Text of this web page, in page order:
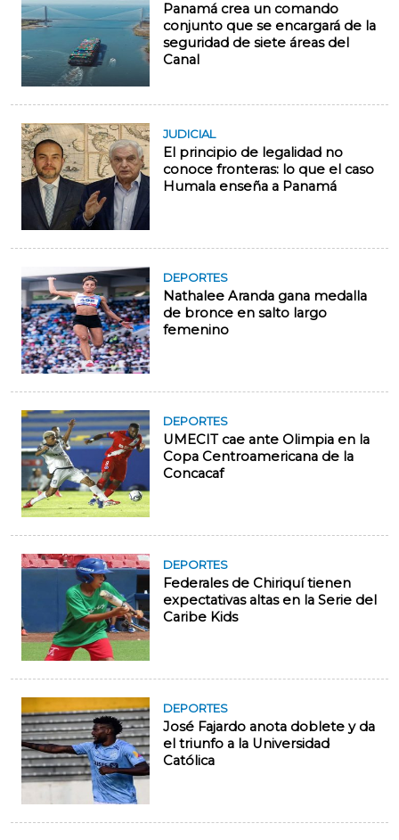
Panamá crea un comando
conjunto que se encargará de la
seguridad de siete áreas del
Canal
JUDICIAL
El principio de legalidad no
conoce fronteras: lo que el caso
Humala enseña a Panamá
DEPORTES
Nathalee Aranda gana medalla
de bronce en salto largo
femenino
DEPORTES
UMECIT cae ante Olimpia en la
Copa Centroamericana de la
Concacaf
DEPORTES
Federales de Chiriquí tienen
expectativas altas en la Serie del
Caribe Kids
DEPORTES
José Fajardo anota doblete y da
el triunfo a la Universidad
Católica